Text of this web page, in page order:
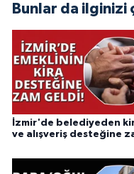
Bunlar da ilginizi
İzmir'de belediyeden
ve alışveriş desteğine